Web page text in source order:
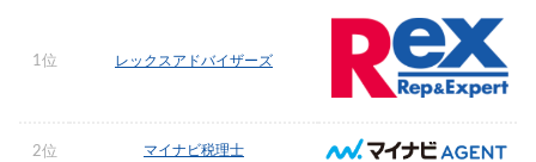
1位 レックスアドバイザーズ
2位 マイナビ税理士